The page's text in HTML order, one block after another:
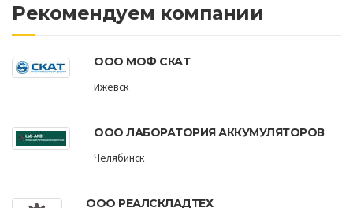
Рекомендуем компании
ООО МОФ СКАТ
Ижевск
ООО ЛАБОРАТОРИЯ АККУМУЛЯТОРОВ
Челябинск
ООО РЕАЛСКЛАДТЕХ